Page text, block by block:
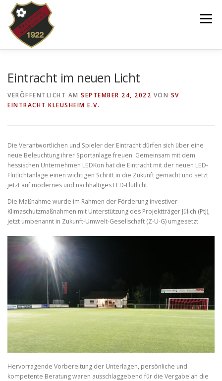
Inhalt
springen
Menü
TEAMS 2025/26 KINDERTANZEN/-TURNEN
DOWNLOADS SHOP IMPRESSUM
Eintracht im neuen Licht
VERÖFFENTLICHT AM SEPTEMBER 24, 2022 VON SV
EINTRACHT KLEUSHEIM E.V.
Die Verantwortlichen und Spieler der Eintracht dürfen sich über eine
neue Beleuchtung ihrer Sportanlage freuen. Gemeinsam mit dem
hessischen Unternehmen LEDKon hat die Eintracht mit der neuen LED-
Flutlichtanlage einen wichtigen Schritt in die Zukunft gemacht und setzt
jetzt auf modernes und nachhaltiges LED-Flutlicht.
Die Maßnahme wurde im Rahmen der Förderung investiver
Klimaschutzmaßnahmen mit Unterstützung des Projektträger Jülich (PtJ),
jetzt umbenannt in Zukunft-Umwelt-Gesellschaft (Z-U-G) umgesetzt.
Hervorragende Vorbereitung der Unterlagen, persönliche und
kompetente Beratung waren ausschlaggebend für die Vergabe an die